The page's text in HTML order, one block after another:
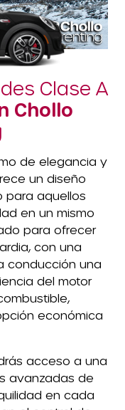
Clase A
Chollo
de elegancia y
un diseño
para aquellos
en un mismo
para ofrecer
con una
conducción una
del motor
económica
acceso a una
avanzadas de
en cada